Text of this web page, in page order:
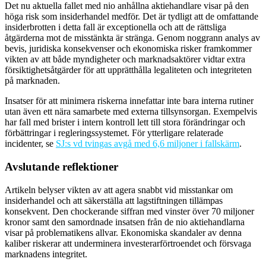
Det nu aktuella fallet med nio anhållna aktiehandlare visar på den
höga risk som insiderhandel medför. Det är tydligt att de omfattande
insiderbrotten i detta fall är exceptionella och att de rättsliga
åtgärderna mot de misstänkta är stränga. Genom noggrann analys av
bevis, juridiska konsekvenser och ekonomiska risker framkommer
vikten av att både myndigheter och marknadsaktörer vidtar extra
försiktighetsåtgärder för att upprätthålla legaliteten och integriteten
på marknaden.
Insatser för att minimera riskerna innefattar inte bara interna rutiner
utan även ett nära samarbete med externa tillsynsorgan. Exempelvis
har fall med brister i intern kontroll lett till stora förändringar och
förbättringar i regleringssystemet. För ytterligare relaterade
incidenter, se SJ:s vd tvingas avgå med 6,6 miljoner i fallskärm.
Avslutande reflektioner
Artikeln belyser vikten av att agera snabbt vid misstankar om
insiderhandel och att säkerställa att lagstiftningen tillämpas
konsekvent. Den chockerande siffran med vinster över 70 miljoner
kronor samt den samordnade insatsen från de nio aktiehandlarna
visar på problematikens allvar. Ekonomiska skandaler av denna
kaliber riskerar att underminera investerarförtroendet och försvaga
marknadens integritet.